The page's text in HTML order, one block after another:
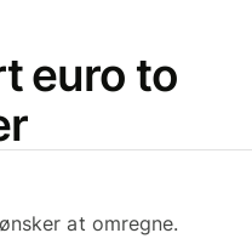
euro to
at omregne.